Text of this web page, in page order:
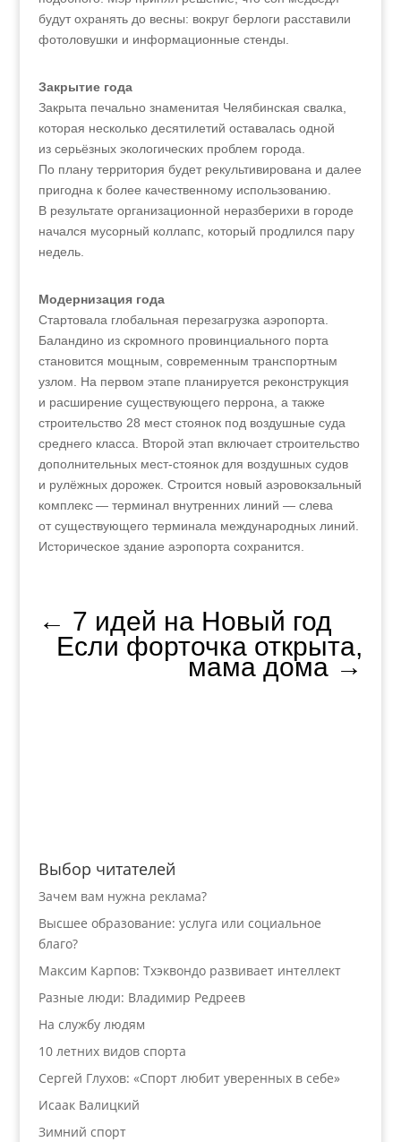
будут охранять до весны: вокруг берлоги расставили
фотоловушки и информационные стенды.
Закрытие года
Закрыта печально знаменитая Челябинская свалка,
которая несколько десятилетий оставалась одной
из серьёзных экологических проблем города.
По плану территория будет рекультивирована и далее
пригодна к более качественному использованию.
В результате организационной неразберихи в городе
начался мусорный коллапс, который продлился пару
недель.
Модернизация года
Стартовала глобальная перезагрузка аэропорта.
Баландино из скромного провинциального порта
становится мощным, современным транспортным
узлом. На первом этапе планируется реконструкция
и расширение существующего перрона, а также
строительство 28 мест стоянок под воздушные суда
среднего класса. Второй этап включает строительство
дополнительных мест-стоянок для воздушных судов
и рулёжных дорожек. Строится новый аэровокзальный
комплекс — терминал внутренних линий — слева
от существующего терминала международных линий.
Историческое здание аэропорта сохранится.
← 7 идей на Новый год
Если форточка открыта,
мама дома →
Выбор читателей
Зачем вам нужна реклама?
Высшее образование: услуга или социальное
благо?
Максим Карпов: Тхэквондо развивает интеллект
Разные люди: Владимир Редреев
На службу людям
10 летних видов спорта
Сергей Глухов: «Спорт любит уверенных в себе»
Исаак Валицкий
Зимний спорт